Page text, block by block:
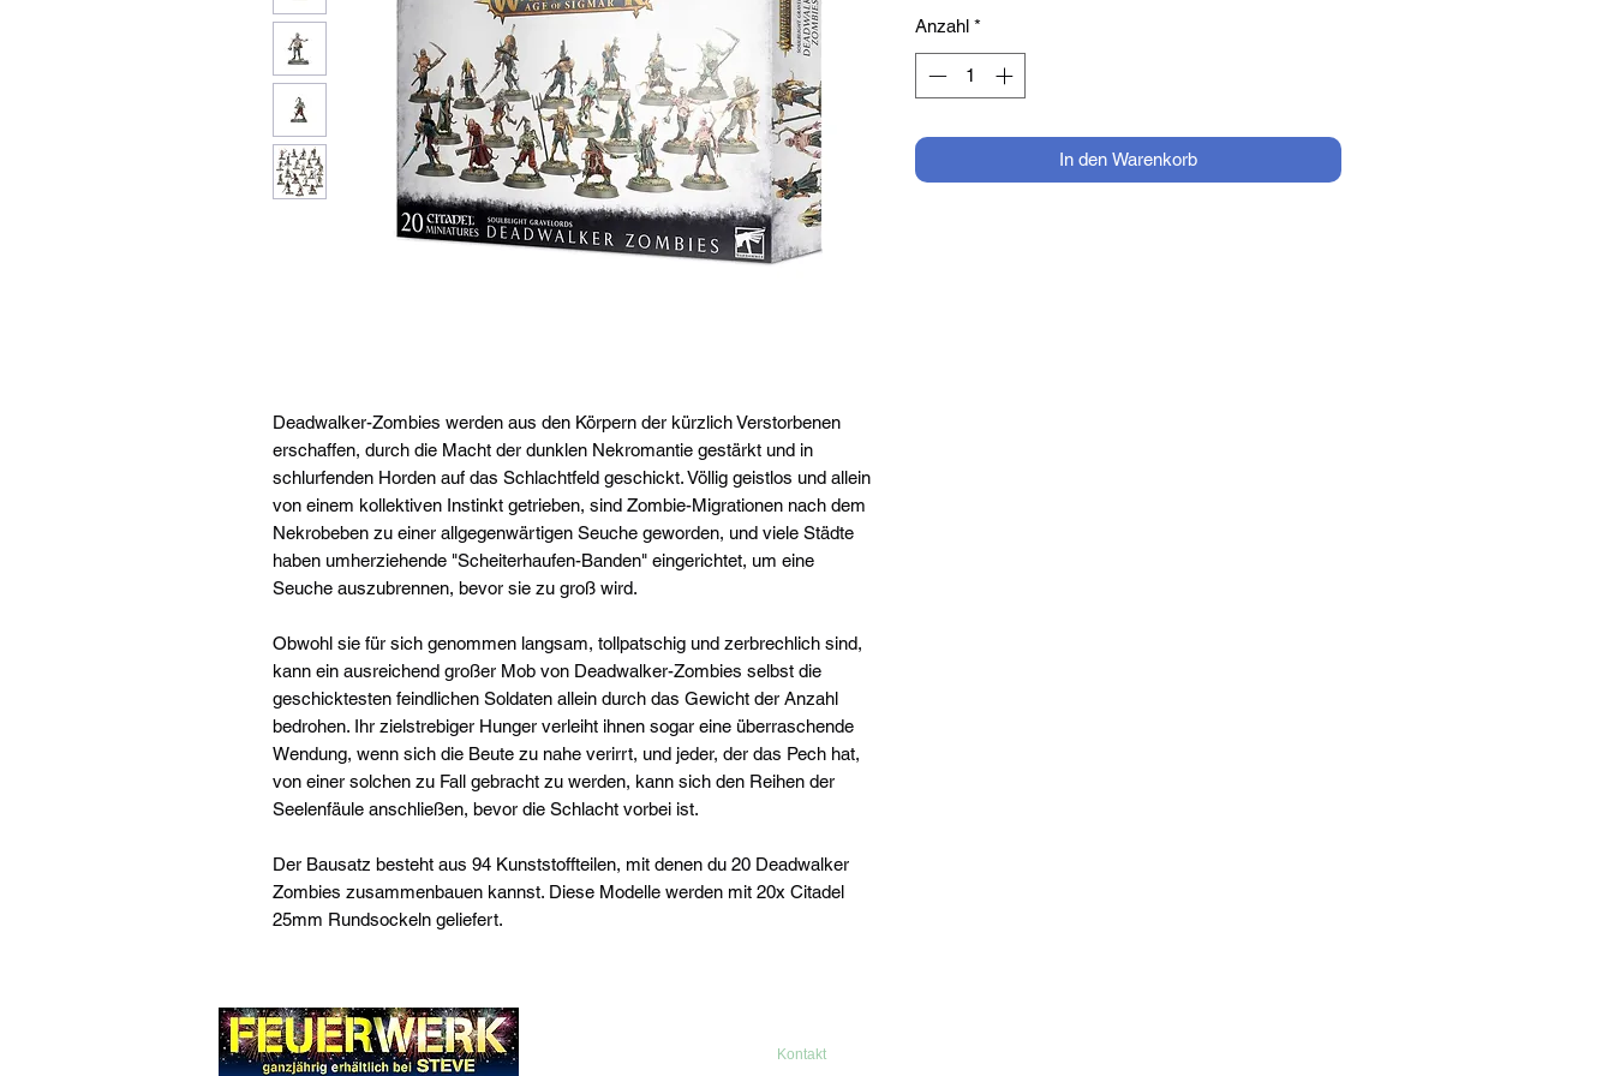
Deadwalker-Zombies werden aus den Körpern der kürzlich Verstorbenen
erschaffen, durch die Macht der dunklen Nekromantie gestärkt und in
schlurfenden Horden auf das Schlachtfeld geschickt. Völlig geistlos und allein
von einem kollektiven Instinkt getrieben, sind Zombie-Migrationen nach dem
Nekrobeben zu einer allgegenwärtigen Seuche geworden, und viele Städte
haben umherziehende "Scheiterhaufen-Banden" eingerichtet, um eine
Seuche auszubrennen, bevor sie zu groß wird.
Obwohl sie für sich genommen langsam, tollpatschig und zerbrechlich sind,
kann ein ausreichend großer Mob von Deadwalker-Zombies selbst die
geschicktesten feindlichen Soldaten allein durch das Gewicht der Anzahl
bedrohen. Ihr zielstrebiger Hunger verleiht ihnen sogar eine überraschende
Wendung, wenn sich die Beute zu nahe verirrt, und jeder, der das Pech hat,
von einer solchen zu Fall gebracht zu werden, kann sich den Reihen der
Seelenfäule anschließen, bevor die Schlacht vorbei ist.
Der Bausatz besteht aus 94 Kunststoffteilen, mit denen du 20 Deadwalker
Zombies zusammenbauen kannst. Diese Modelle werden mit 20x Citadel
25mm Rundsockeln geliefert.
Anzahl *
In den Warenkorb
Kontakt